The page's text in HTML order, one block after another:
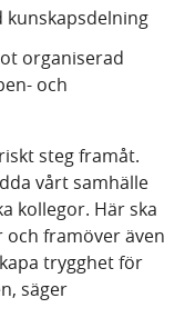
kunskapsdelning
organiserad
och
steg framåt.
vårt samhälle
kollegor. Här ska
framöver även
trygghet för
säger